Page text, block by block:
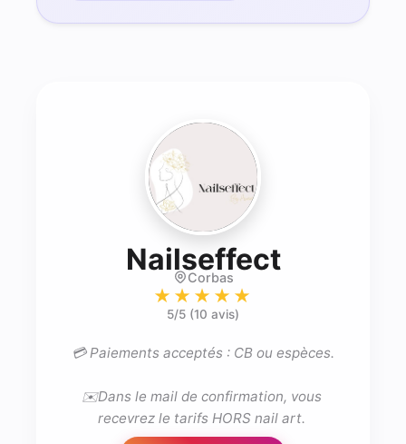
Nailseffect-
Corbas
★★★★★
5/5 (10 avis)
💳 Paiements acceptés : CB ou espèces.
✉️Dans le mail de confirmation, vous
recevrez le tarifs HORS nail art.